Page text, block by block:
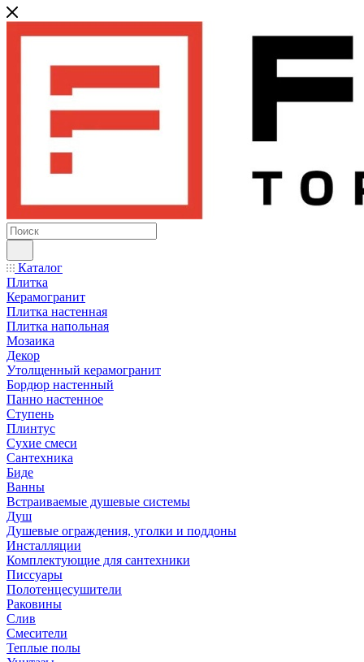
Каталог
Плитка
Керамогранит
Плитка настенная
Плитка напольная
Мозаика
Декор
Утолщенный керамогранит
Бордюр настенный
Панно настенное
Ступень
Плинтус
Сухие смеси
Сантехника
Биде
Ванны
Встраиваемые душевые системы
Душ
Душевые ограждения, уголки и поддоны
Инсталляции
Комплектующие для сантехники
Писсуары
Полотенцесушители
Раковины
Слив
Смесители
Теплые полы